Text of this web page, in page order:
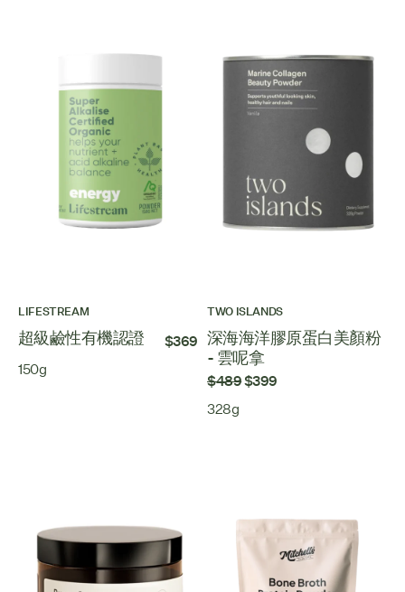
LIFESTREAM
超級鹼性有機認證 $369
150g
TWO ISLANDS
深海海洋膠原蛋白美顏粉
- 雲呢拿
$489$399
328g